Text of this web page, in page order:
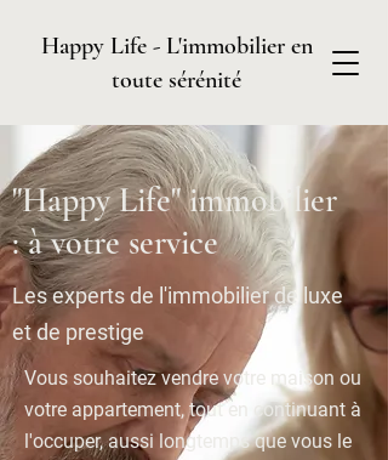
Happy Life - L'immobilier en
toute sérénité
"Happy Life" immobilier
: à votre service
Les experts de l'immobilier de luxe
et de prestige
Vous souhaitez vendre votre maison ou
votre appartement, tout en continuant à
l'occuper, aussi longtemps que vous le